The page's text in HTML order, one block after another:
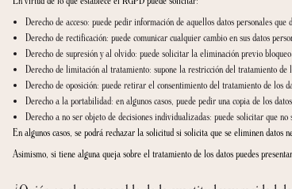
El tratamiento de los datos con las finalidades descritas se
El tiempo de conservación de los CV de los candidatos a
¿A qué destinatarios se comunican sus
En algunos casos, solo cuando sea necesario, CASA CACAO
trabaje pueden usar los datos para proporcionar los servicios